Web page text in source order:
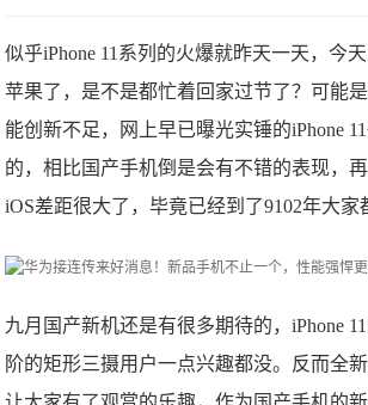
似乎iPhone 11系列的火爆就昨天一天，今
苹果了，是不是都忙着回家过节了？可能
能创新不足，网上早已曝光实锤的iPhone
的，相比国产手机倒是会有不错的表现，
iOS差距很大了，毕竟已经到了9102年大家
九月国产新机还是有很多期待的，iPhone
阶的矩形三摄用户一点兴趣都没。反而全